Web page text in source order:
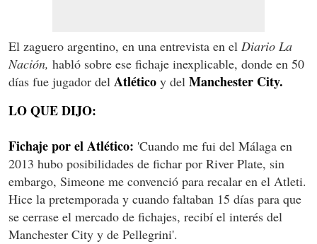
El zaguero argentino, en una entrevista en el Diario La
Nación, habló sobre ese fichaje inexplicable, donde en 50
días fue jugador del Atlético y del Manchester City.
LO QUE DIJO:
Fichaje por el Atlético: 'Cuando me fui del Málaga en
2013 hubo posibilidades de fichar por River Plate, sin
embargo, Simeone me convenció para recalar en el Atleti.
Hice la pretemporada y cuando faltaban 15 días para que
se cerrase el mercado de fichajes, recibí el interés del
Manchester City y de Pellegrini'.